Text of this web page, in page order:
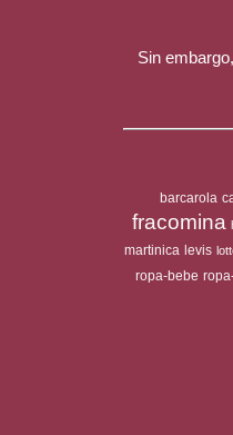
Sin
barcarola
fracomina
martinica levis
ropa-bebe